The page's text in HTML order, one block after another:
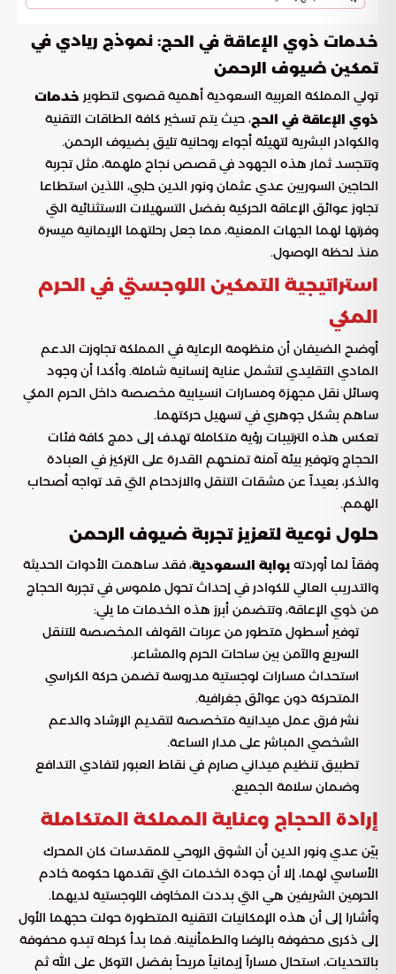
خدمات ذوي الإعاقة في الحج: نموذج ريادي في
تمكين ضيوف الرحمن
تولي المملكة العربية السعودية أهمية قصوى لتطوير خدمات
ذوي الإعاقة في الحج، حيث يتم تسخير كافة الطاقات التقنية
والكوادر البشرية لتهيئة أجواء روحانية تليق بضيوف الرحمن.
وتتجسد ثمار هذه الجهود في قصص نجاح ملهمة، مثل تجربة
الحاجين السوريين عدي عثمان ونور الدين حلبي، اللذين استطاعا
تجاوز عوائق الإعاقة الحركية بفضل التسهيلات الاستثنائية التي
وفرتها لهما الجهات المعنية، مما جعل رحلتهما الإيمانية ميسرة
منذ لحظة الوصول.
استراتيجية التمكين اللوجستي في الحرم
المكي
أوضح الضيفان أن منظومة الرعاية في المملكة تجاوزت الدعم
المادي التقليدي لتشمل عناية إنسانية شاملة. وأكدا أن وجود
وسائل نقل مجهزة ومسارات انسيابية مخصصة داخل الحرم المكي
ساهم بشكل جوهري في تسهيل حركتهما.
تعكس هذه الترتيبات رؤية متكاملة تهدف إلى دمج كافة فئات
الحجاج وتوفير بيئة آمنة تمنحهم القدرة على التركيز في العبادة
والذكر، بعيداً عن مشقات التنقل والازدحام التي قد تواجه أصحاب
الهمم.
حلول نوعية لتعزيز تجربة ضيوف الرحمن
وفقاً لما أوردته بوابة السعودية، فقد ساهمت الأدوات الحديثة
والتدريب العالي للكوادر في إحداث تحول ملموس في تجربة الحجاج
من ذوي الإعاقة، وتتضمن أبرز هذه الخدمات ما يلي:
توفير أسطول متطور من عربات القولف المخصصة للتنقل
السريع والآمن بين ساحات الحرم والمشاعر.
استحداث مسارات لوجستية مدروسة تضمن حركة الكراسي
المتحركة دون عوائق جغرافية.
نشر فرق عمل ميدانية متخصصة لتقديم الإرشاد والدعم
الشخصي المباشر على مدار الساعة.
تطبيق تنظيم ميداني صارم في نقاط العبور لتفادي التدافع
وضمان سلامة الجميع.
إرادة الحجاج وعناية المملكة المتكاملة
بيّن عدي ونور الدين أن الشوق الروحي للمقدسات كان المحرك
الأساسي لهما، إلا أن جودة الخدمات التي تقدمها حكومة خادم
الحرمين الشريفين هي التي بددت المخاوف اللوجستية لديهما.
وأشارا إلى أن هذه الإمكانيات التقنية المتطورة حولت حجهما الأول
إلى ذكرى محفوفة بالرضا والطمأنينة. فما بدأ كرحلة تبدو محفوفة
بالتحديات، استحال مساراً إيمانياً مريحاً بفضل التوكل على الله ثم